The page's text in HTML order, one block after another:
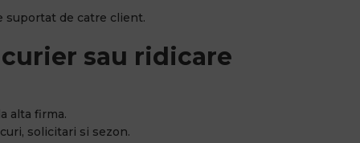
suportat de catre client.
sau ridicare
alta firma.
solicitari si sezon.